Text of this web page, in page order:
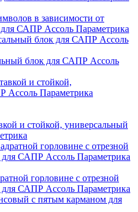
в зависимости от
САПР Ассоль Параметрика
блок для САПР Ассоль
и стойкой, универсальный
горловине с отрезной
для САПР Ассоль Параметрика